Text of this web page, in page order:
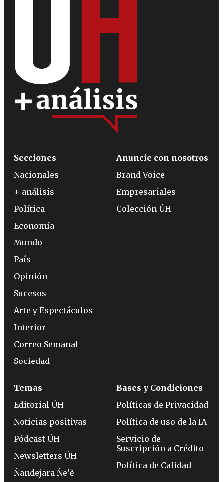
Secciones
Nacionales
+ análisis
Política
Economía
Mundo
País
Opinión
Sucesos
Arte y Espectáculos
Interior
Correo Semanal
Sociedad
Anuncie con nosotros
Brand Voice
Empresariales
Colección ÚH
Temas
Editorial ÚH
Noticias positivas
Pódcast ÚH
Newsletters ÚH
Ñandejara Ñe’ẽ
Bases y Condiciones
Políticas de Privacidad
Política de uso de la IA
Servicio de
Suscripción a Crédito
Política de Calidad